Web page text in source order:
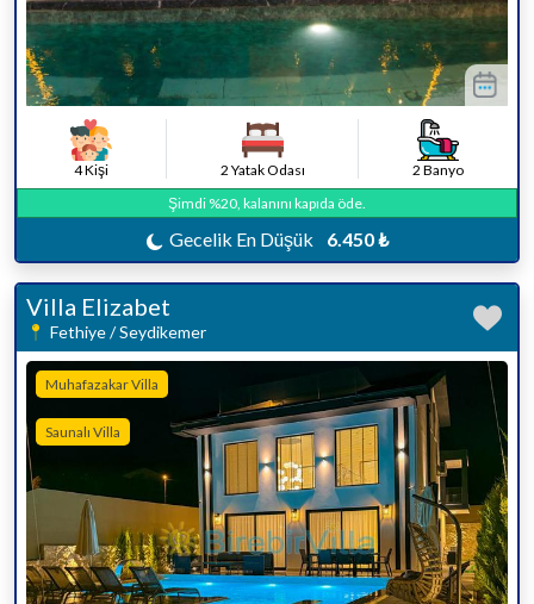
4 Kişi 2 Yatak Odası
2 Banyo
Şimdi %20, kalanını kapıda öde.
Gecelik En Düşük 6.450 ₺
Villa Elizabet
Fethiye / Seydikemer
Muhafazakar Villa
Saunalı Villa